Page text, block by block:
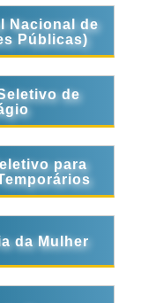
Nacional de
Públicas)
de
para
da Mulher